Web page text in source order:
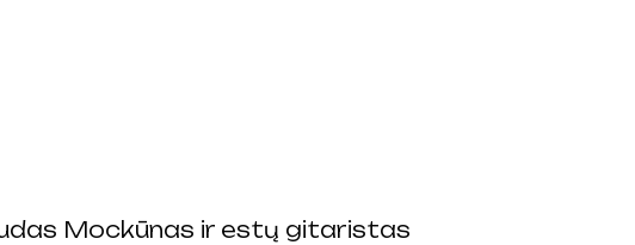
Mockūnas ir estų gitaristas